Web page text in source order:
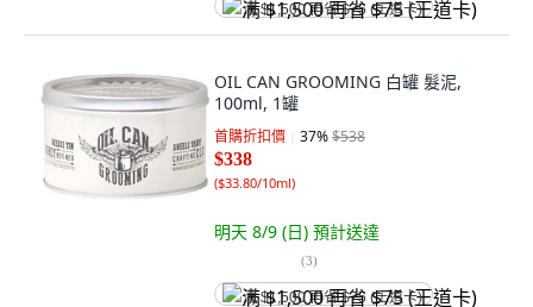
满 $1,500 再省 $75 (王道卡)
OIL CAN GROOMING 白罐 髮泥,
100ml, 1罐
首購折扣價 37%$538
$338
($33.80/10ml)
明天 8/9 (日) 預計送達
(3)
满 $1,500 再省 $75 (王道卡)